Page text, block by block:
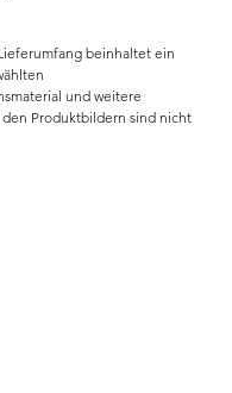
beinhaltet ein
und weitere
Produktbildern sind nicht